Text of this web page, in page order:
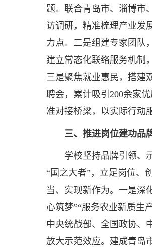
题。联合青岛市、淄博市
访调研，精准梳理产业发
力点。二是组建专家团队
建立常态化联络服务机制
三是聚焦就业惠民，搭建
聘会，累计吸引200余家
准对接桥梁，以实际行动
三、推进岗位建功品
学校坚持品牌引领、
“国之大者”，立足岗位、
当、实现新作为。一是深
心筑梦”“服务农业新质生
中央统战部、全国政协、
放大示范效应。建成青岛